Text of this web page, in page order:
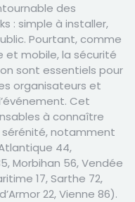
des
: simple à installer,
Pourtant, comme
mobile, la sécurité
sont essentiels pour
organisateurs et
Cet
à connaître
sérénité, notamment
44,
Morbihan 56, Vendée
17, Sarthe 72,
22, Vienne 86).